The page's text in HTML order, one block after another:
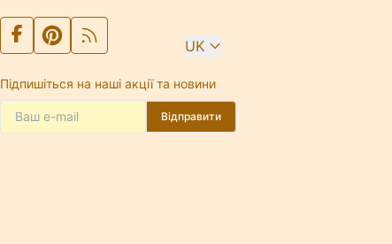
UK
Підпишіться на наші акції та новини
Відправити